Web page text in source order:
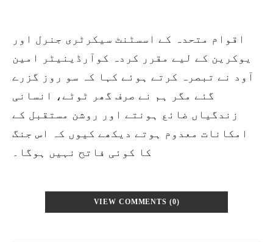
اقوام متحدہ کے اسسٹنٹ سیکرٹری جنرل اور
یوکرین کے لیے مقرر کردہ کوآرڈینیٹر امین
آود نے تبصرہ کرتے ہوئے کہا کہ سو روز گزرے
گئے مگر ہم نے صرف گھر ٹوٹے، انسانی
زندگیاں ضائع ہونتے اور روشن مستقبل کے
امکانات معدوم ہوتے دیکھے کیوں کہ اس جنگ
کا کوئی فاتح نہیں ہوگا۔
VIEW COMMENTS (0)